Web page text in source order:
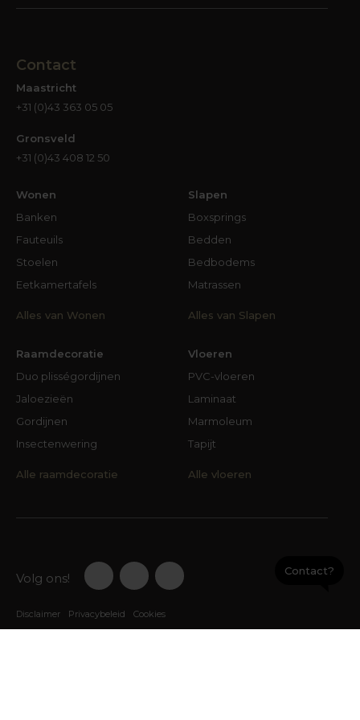
Contact
Maastricht
+31 (0)43 363 05 05
Gronsveld
+31 (0)43 408 12 50
Wonen
Banken
Fauteuils
Stoelen
Eetkamertafels
Alles van Wonen
Slapen
Boxsprings
Bedden
Bedbodems
Matrassen
Alles van Slapen
Raamdecoratie
Duo plisségordijnen
Jaloezieën
Gordijnen
Insectenwering
Alle raamdecoratie
Vloeren
PVC-vloeren
Laminaat
Marmoleum
Tapijt
Alle vloeren
Volg ons!
Disclaimer Privacybeleid Cookies
Contact?